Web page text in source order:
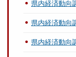
県内経済動向
県内経済動向
県内経済動向